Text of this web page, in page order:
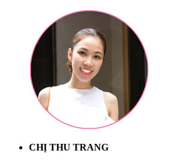
CHỊ THU TRANG